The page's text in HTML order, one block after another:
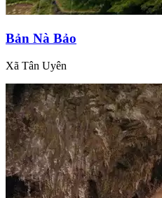
Bản Nà Bảo
Xã Tân Uyên